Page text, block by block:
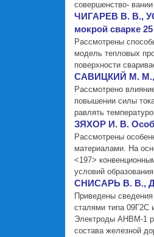
совершенство-
ЧИГАРЕВ В. В.,
мокрой сварке 25
Рассмотрены
модель тепловых
поверхности
САВИЦКИЙ М. М.,
Рассмотрено
повышении силы
равлять
ЗЯХОР И. В.
Рассмотрены
материалами. На
<197>
условий
СНИСАРЬ В. В.,
Приведены
сталями типа 09Г2С
Электроды АНВМ-1
состава железной